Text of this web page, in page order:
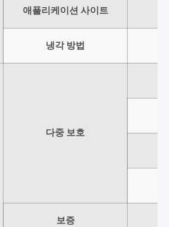
애플리케이션 사이트
냉각 방법
다중 보호
보증